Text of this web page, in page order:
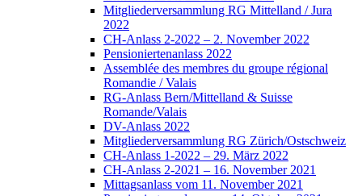
Mitgliederversammlung RG Mittelland / Jura
2022
CH-Anlass 2-2022 – 2. November 2022
Pensioniertenanlass 2022
Assemblée des membres du groupe régional
Romandie / Valais
RG-Anlass Bern/Mittelland & Suisse
Romande/Valais
DV-Anlass 2022
Mitgliederversammlung RG Zürich/Ostschweiz
CH-Anlass 1-2022 – 29. März 2022
CH-Anlass 2-2021 – 16. November 2021
Mittagsanlass vom 11. November 2021